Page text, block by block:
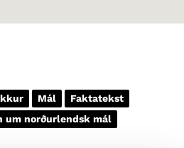
Mál
Faktatekst
um norðurlendsk mál